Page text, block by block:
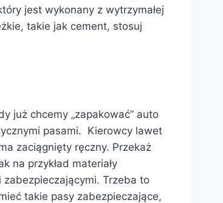
jest wykonany z wytrzymałej
takie jak cement, stosuj
już chcemy „zapakować” auto
pasami. Kierowcy lawet
zaciągnięty ręczny. Przekaż
na przykład materiały
Trzeba to
takie pasy zabezpieczające,